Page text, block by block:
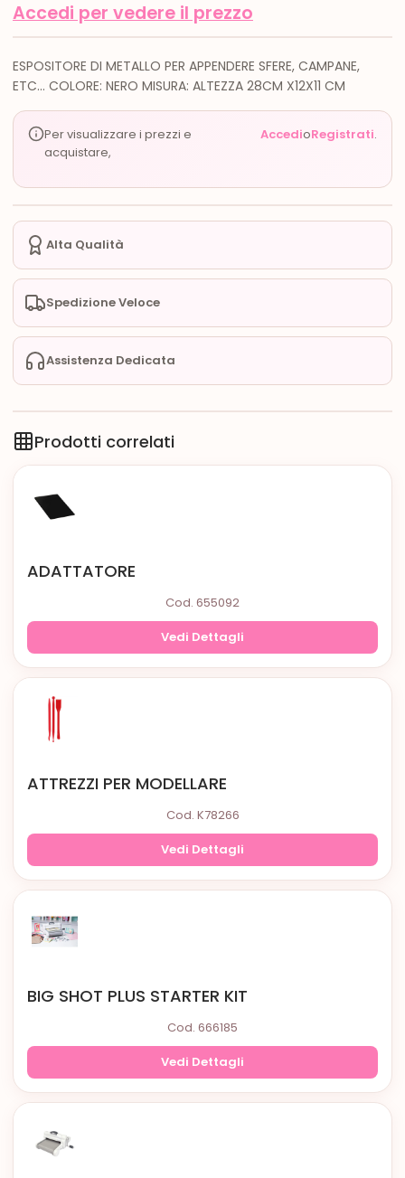
Accedi per vedere il prezzo
ESPOSITORE DI METALLO PER APPENDERE SFERE, CAMPANE,
ETC... COLORE: NERO MISURA: ALTEZZA 28CM X12X11 CM
Per visualizzare i prezzi e
acquistare,
AccedioRegistrati.
Alta Qualità
Spedizione Veloce
Assistenza Dedicata
Prodotti correlati
ADATTATORE
Cod. 655092
Vedi Dettagli
ATTREZZI PER MODELLARE
Cod. K78266
Vedi Dettagli
BIG SHOT PLUS STARTER KIT
Cod. 666185
Vedi Dettagli